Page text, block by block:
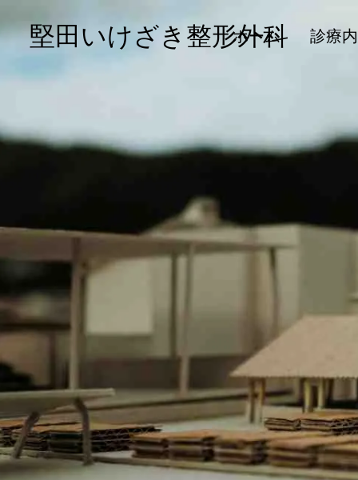
堅田いけざき整形外科
ホーム 診療
ョンペーパー ２０２３
傷口の処置についての分か